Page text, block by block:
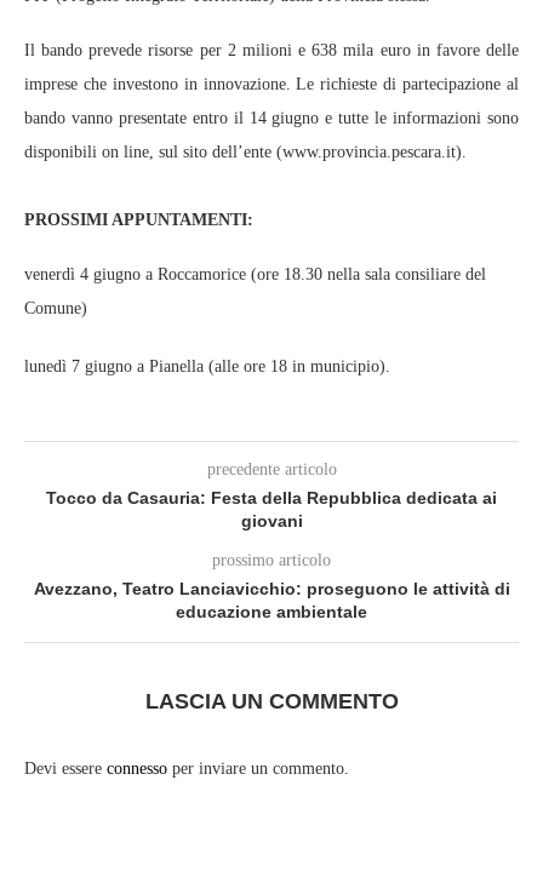
Il bando prevede risorse per 2 milioni e 638 mila euro in favore delle
imprese che investono in innovazione. Le richieste di partecipazione al
bando vanno presentate entro il 14 giugno e tutte le informazioni sono
disponibili on line, sul sito dell’ente (www.provincia.pescara.it).
PROSSIMI APPUNTAMENTI:
venerdì 4 giugno a Roccamorice (ore 18.30 nella sala consiliare del
Comune)
lunedì 7 giugno a Pianella (alle ore 18 in municipio).
precedente articolo
Tocco da Casauria: Festa della Repubblica dedicata ai
giovani
prossimo articolo
Avezzano, Teatro Lanciavicchio: proseguono le attività di
educazione ambientale
LASCIA UN COMMENTO
Devi essere connesso per inviare un commento.